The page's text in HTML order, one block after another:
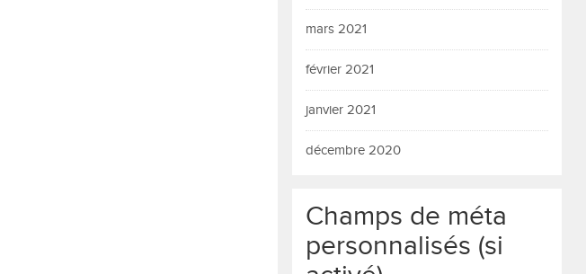
mars 2021
février 2021
janvier 2021
décembre 2020
Champs de méta
personnalisés (si